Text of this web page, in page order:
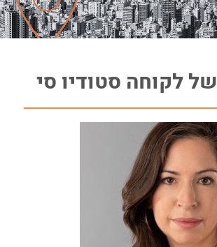
לקוחה סטודיו סי